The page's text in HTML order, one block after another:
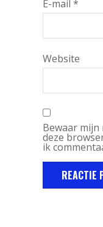
E-mail *
Website
Bewaar mijn
deze
ik